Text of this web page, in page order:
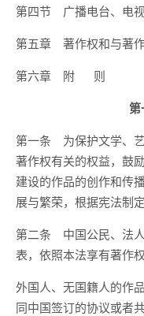
第四节 广播电台、电
第五章 著作权和与著
第六章 附 则
第一条 为保护文学、
著作权有关的权益，鼓
建设的作品的创作和传
展与繁荣，根据宪法制定
第二条 中国公民、法
表，依照本法享有著作权
外国人、无国籍人的作
同中国签订的协议或者